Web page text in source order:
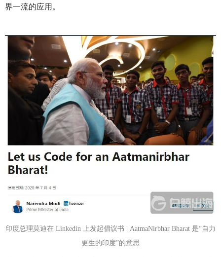
界一流的应用。
印度总理莫迪在 Linkedin 上发起倡议书 | AatmaNirbhar Bharat 是“自力
更生的印度”的意思